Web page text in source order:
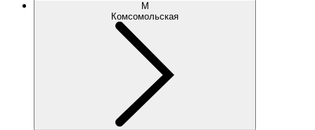
М
Комсомольская